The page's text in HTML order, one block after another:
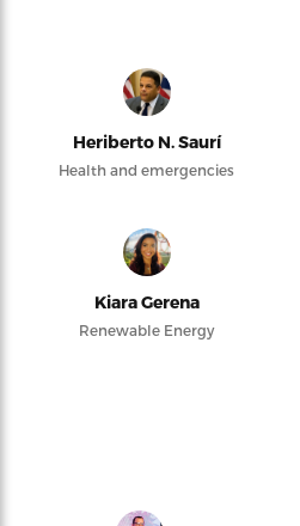
Heriberto N. Saurí
Health and emergencies
Kiara Gerena
Renewable Energy